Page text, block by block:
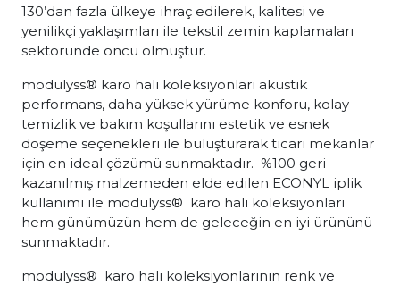
130’dan fazla ülkeye ihraç edilerek, kalitesi ve
yenilikçi yaklaşımları ile tekstil zemin kaplamaları
sektöründe öncü olmuştur.
modulyss® karo halı koleksiyonları akustik
performans, daha yüksek yürüme konforu, kolay
temizlik ve bakım koşullarını estetik ve esnek
döşeme seçenekleri ile buluşturarak ticari mekanlar
için en ideal çözümü sunmaktadır. %100 geri
kazanılmış malzemeden elde edilen ECONYL iplik
kullanımı ile modulyss® karo halı koleksiyonları
hem günümüzün hem de geleceğin en iyi ürününü
sunmaktadır.
modulyss® karo halı koleksiyonlarının renk ve